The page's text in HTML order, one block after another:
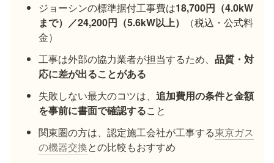
ジョーシンの標準据付工事費は18,700円（4.0kW
まで）／24,200円（5.6kW以上）
（税込・公式料
金）
工事は外部の協力業者が担当するため、品質・対
応に差が出ることがある
失敗しない最大のコツは、追加費用の条件と金額
を事前に書面で確認すること
関東圏の方は、認定施工会社が工事する東京ガス
の機器交換との比較もおすすめ